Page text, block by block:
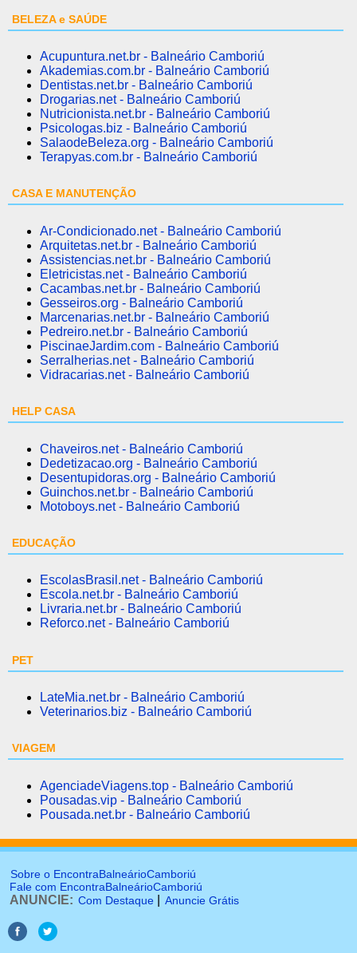
BELEZA e SAÚDE
Acupuntura.net.br - Balneário Camboriú
Akademias.com.br - Balneário Camboriú
Dentistas.net.br - Balneário Camboriú
Drogarias.net - Balneário Camboriú
Nutricionista.net.br - Balneário Camboriú
Psicologas.biz - Balneário Camboriú
SalaodeBeleza.org - Balneário Camboriú
Terapyas.com.br - Balneário Camboriú
CASA E MANUTENÇÃO
Ar-Condicionado.net - Balneário Camboriú
Arquitetas.net.br - Balneário Camboriú
Assistencias.net.br - Balneário Camboriú
Eletricistas.net - Balneário Camboriú
Cacambas.net.br - Balneário Camboriú
Gesseiros.org - Balneário Camboriú
Marcenarias.net.br - Balneário Camboriú
Pedreiro.net.br - Balneário Camboriú
PiscinaeJardim.com - Balneário Camboriú
Serralherias.net - Balneário Camboriú
Vidracarias.net - Balneário Camboriú
HELP CASA
Chaveiros.net - Balneário Camboriú
Dedetizacao.org - Balneário Camboriú
Desentupidoras.org - Balneário Camboriú
Guinchos.net.br - Balneário Camboriú
Motoboys.net - Balneário Camboriú
EDUCAÇÃO
EscolasBrasil.net - Balneário Camboriú
Escola.net.br - Balneário Camboriú
Livraria.net.br - Balneário Camboriú
Reforco.net - Balneário Camboriú
PET
LateMia.net.br - Balneário Camboriú
Veterinarios.biz - Balneário Camboriú
VIAGEM
AgenciadeViagens.top - Balneário Camboriú
Pousadas.vip - Balneário Camboriú
Pousada.net.br - Balneário Camboriú
Sobre o EncontraBalneárioCamboriú
Fale com EncontraBalneárioCamboriú
ANUNCIE: Com Destaque Anuncie Grátis